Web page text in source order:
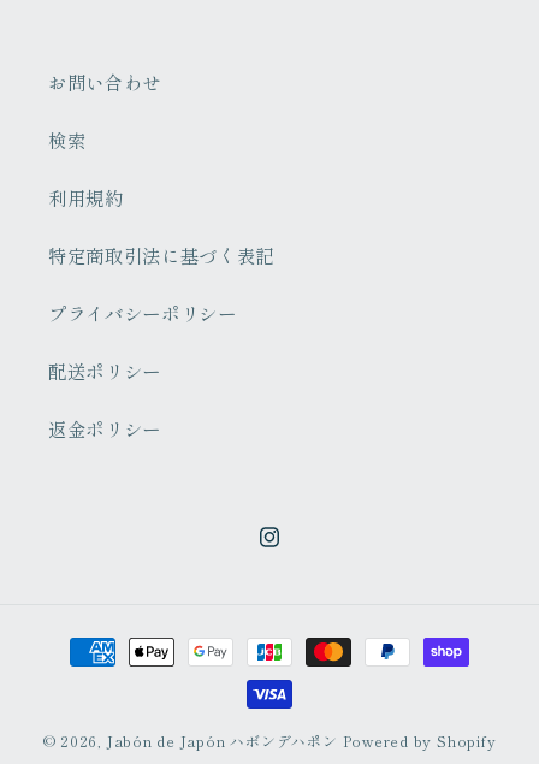
お問い合わせ
検索
利用規約
特定商取引法に基づく表記
プライバシーポリシー
配送ポリシー
返金ポリシー
Instagram
法
© 2026, Jabón de Japón ハボンデハポン Powered by Shopify